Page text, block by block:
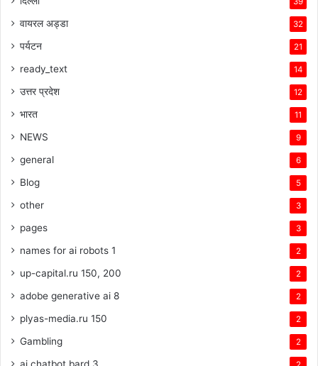
वायरल अड्डा 32
पर्यटन 21
ready_text 14
उत्तर प्रदेश 12
भारत 11
NEWS 9
general 6
Blog 5
other 3
pages 3
names for ai robots 1 2
up-capital.ru 150, 200 2
adobe generative ai 8 2
plyas-media.ru 150 2
Gambling 2